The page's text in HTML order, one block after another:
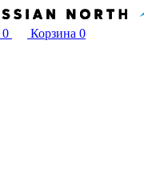
0 Корзина 0